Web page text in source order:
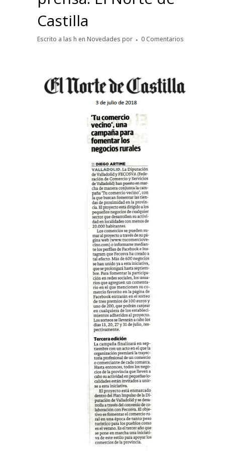
Castilla
Escrito a las h en Novedades por 0 Comentarios